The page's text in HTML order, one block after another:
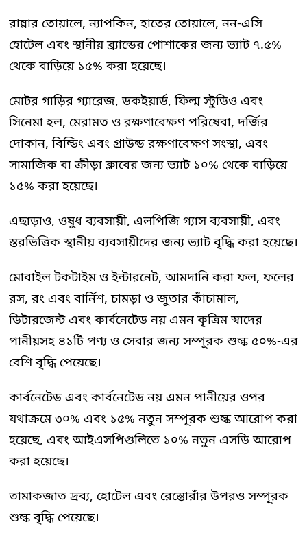
রান্নার তোয়ালে, ন্যাপকিন, হাতের তোয়ালে, নন-এসি
হোটেল এবং স্থানীয় ব্র্যান্ডের পোশাকের জন্য ভ্যাট ৭.৫%
থেকে বাড়িয়ে ১৫% করা হয়েছে।
মোটর গাড়ির গ্যারেজ, ডকইয়ার্ড, ফিল্ম স্টুডিও এবং
সিনেমা হল, মেরামত ও রক্ষণাবেক্ষণ পরিষেবা, দর্জির
দোকান, বিল্ডিং এবং গ্রাউন্ড রক্ষণাবেক্ষণ সংস্থা, এবং
সামাজিক বা ক্রীড়া ক্লাবের জন্য ভ্যাট ১০% থেকে বাড়িয়ে
১৫% করা হয়েছে।
এছাড়াও, ওষুধ ব্যবসায়ী, এলপিজি গ্যাস ব্যবসায়ী, এবং
স্তরভিত্তিক স্থানীয় ব্যবসায়ীদের জন্য ভ্যাট বৃদ্ধি করা হয়েছে।
মোবাইল টকটাইম ও ইন্টারনেট, আমদানি করা ফল, ফলের
রস, রং এবং বার্নিশ, চামড়া ও জুতার কাঁচামাল,
ডিটারজেন্ট এবং কার্বনেটেড নয় এমন কৃত্রিম স্বাদের
পানীয়সহ ৪১টি পণ্য ও সেবার জন্য সম্পূরক শুল্ক ৫০%-এর
বেশি বৃদ্ধি পেয়েছে।
কার্বনেটেড এবং কার্বনেটেড নয় এমন পানীয়ের ওপর
যথাক্রমে ৩০% এবং ১৫% নতুন সম্পূরক শুল্ক আরোপ করা
হয়েছে, এবং আইএসপিগুলিতে ১০% নতুন এসডি আরোপ
করা হয়েছে।
তামাকজাত দ্রব্য, হোটেল এবং রেস্তোরাঁর উপরও সম্পূরক
শুল্ক বৃদ্ধি পেয়েছে।